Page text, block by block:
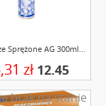
Sprężone AG 300ml...
zł 12.45
brak na stanie